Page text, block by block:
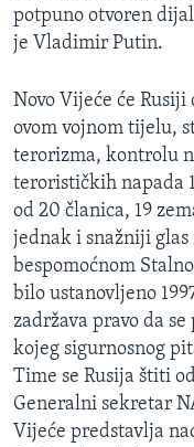
potpuno otvoren
je Vladimir Putin.
Novo Vijeće će
ovom vojnom tijelu,
terorizma, kontrolu
terorističkih napada
od 20 članica, 19
jednak i snažniji glas
bespomoćnom
bilo ustanovljeno
zadržava pravo da
kojeg sigurnosnog
Time se Rusija štiti
Generalni sekretar
Vijeće predstavlja